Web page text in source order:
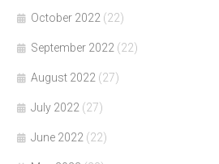
October 2022 (22)
September 2022 (22)
August 2022 (27)
July 2022 (27)
June 2022 (22)